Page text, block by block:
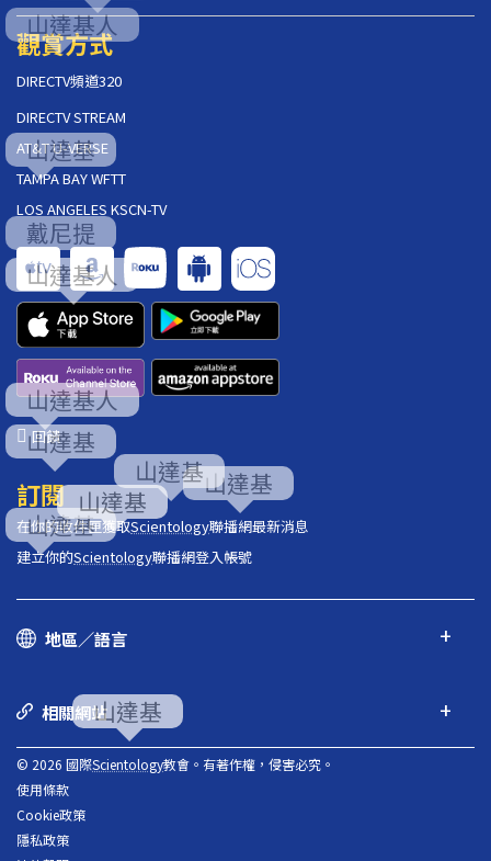
觀賞方式
DIRECTV頻道320
DIRECTV STREAM
AT&T U-VERSE
TAMPA BAY WFTT
LOS ANGELES KSCN-TV
回饋
訂閱
在你的收件匣獲取Scientology聯播網最新消息
建立你的Scientology聯播網登入帳號
地區／語言
相關網站
© 2026 國際Scientology教會。有著作權，侵害必究。
使用條款
Cookie政策
隱私政策